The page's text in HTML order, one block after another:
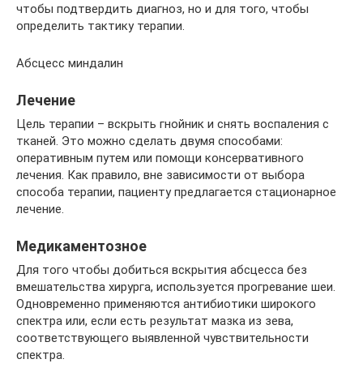
чтобы подтвердить диагноз, но и для того, чтобы
определить тактику терапии.
Абсцесс миндалин
Лечение
Цель терапии – вскрыть гнойник и снять воспаления с
тканей. Это можно сделать двумя способами:
оперативным путем или помощи консервативного
лечения. Как правило, вне зависимости от выбора
способа терапии, пациенту предлагается стационарное
лечение.
Медикаментозное
Для того чтобы добиться вскрытия абсцесса без
вмешательства хирурга, используется прогревание шеи.
Одновременно применяются антибиотики широкого
спектра или, если есть результат мазка из зева,
соответствующего выявленной чувствительности
спектра.